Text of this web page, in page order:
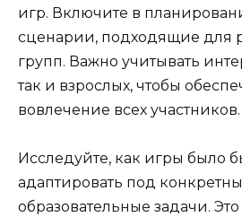
игр. Включите в
сценарии, подходящие для
групп. Важно учитывать
так и взрослых, чтобы
вовлечение всех участников.
Исследуйте, как игры было
адаптировать под
образовательные задачи.